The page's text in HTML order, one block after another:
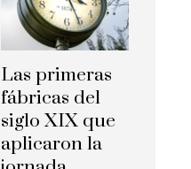
Las primeras
fábricas del
siglo XIX que
aplicaron la